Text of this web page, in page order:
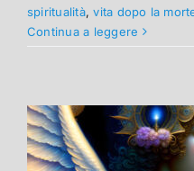
spiritualità,vita dopo la
Continua a leggere